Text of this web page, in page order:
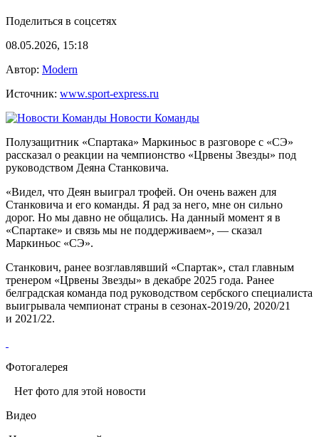
Поделиться в соцсетях
08.05.2026, 15:18
Автор: Modern
Источник: www.sport-express.ru
Новости Команды
Полузащитник «Спартака» Маркиньос в разговоре с «СЭ»
рассказал о реакции на чемпионство «Црвены Звезды» под
руководством Деяна Станковича.
«Видел, что Деян выиграл трофей. Он очень важен для
Станковича и его команды. Я рад за него, мне он сильно
дорог. Но мы давно не общались. На данный момент я в
«Спартаке» и связь мы не поддерживаем», — сказал
Маркиньос «СЭ».
Станкович, ранее возглавлявший «Спартак», стал главным
тренером «Црвены Звезды» в декабре 2025 года. Ранее
белградская команда под руководством сербского специалиста
выигрывала чемпионат страны в сезонах-2019/20, 2020/21
и 2021/22.
Фотогалерея
Нет фото для этой новости
Видео